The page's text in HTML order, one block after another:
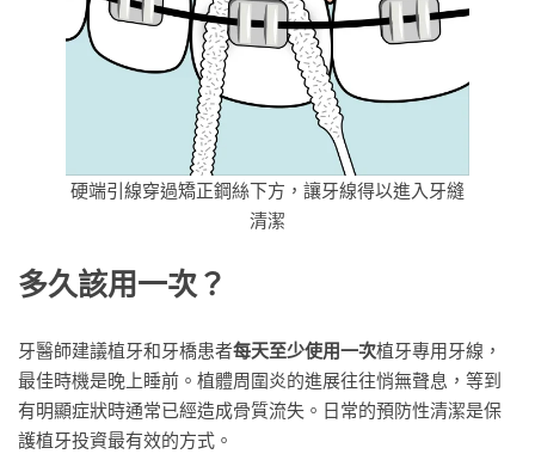
硬端引線穿過矯正鋼絲下方，讓牙線得以進入牙縫
清潔
多久該用一次？
牙醫師建議植牙和牙橋患者每天至少使用一次植牙專用牙線，
最佳時機是晚上睡前。植體周圍炎的進展往往悄無聲息，等到
有明顯症狀時通常已經造成骨質流失。日常的預防性清潔是保
護植牙投資最有效的方式。